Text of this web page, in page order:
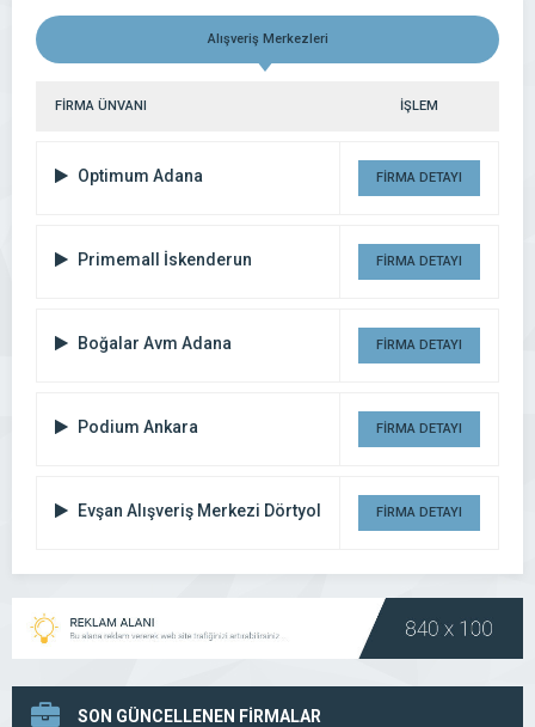
Alışveriş Merkezleri
FİRMA ÜNVANI İŞLEM
Optimum Adana FİRMA DETAYI
Primemall İskenderun FİRMA DETAYI
Boğalar Avm Adana FİRMA DETAYI
Podium Ankara FİRMA DETAYI
Evşan Alışveriş Merkezi Dörtyol FİRMA DETAYI
SON GÜNCELLENEN FİRMALAR